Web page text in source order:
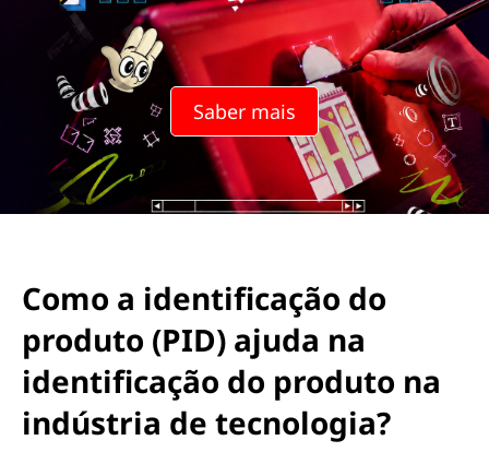
Saber mais
Como a identificação do
produto (PID) ajuda na
identificação do produto na
indústria de tecnologia?